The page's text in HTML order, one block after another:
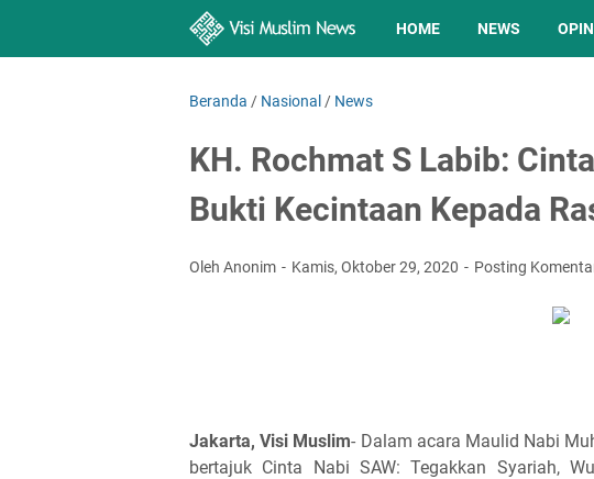
HOME NEWS
Beranda / Nasional / News
KH. Rochmat S Labib:
Bukti Kecintaan Kepada
Oleh Anonim Kamis, Oktober 29, 2020 Posting
Jakarta, Visi Muslim- Dalam acara Maulid Nabi
bertajuk Cinta Nabi SAW: Tegakkan Syariah,